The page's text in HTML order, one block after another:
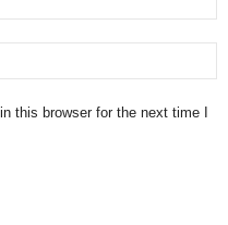
this browser for the next time I